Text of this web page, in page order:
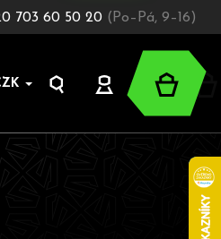
703 60 50 20 (Po–Pá, 9–16)
Hledat
Přihlášení
košík